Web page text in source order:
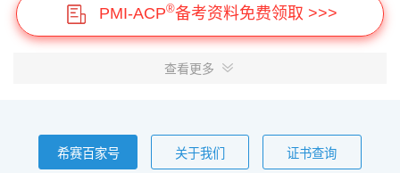
PMI-ACP®备考资料免费领取 >>>
查看更多
希赛百家号 关于我们 证书查询